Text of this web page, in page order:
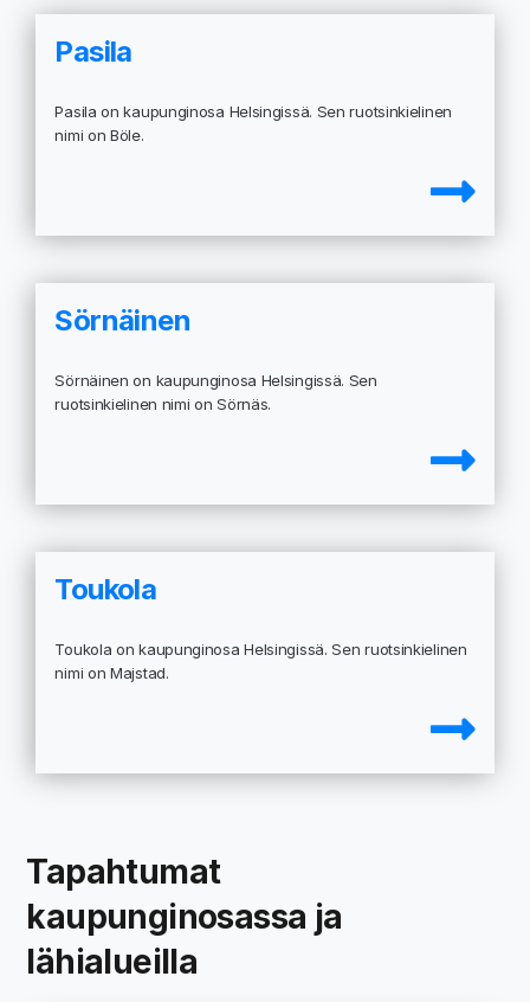
Pasila
Pasila on kaupunginosa Helsingissä. Sen ruotsinkielinen
nimi on Böle.
Sörnäinen
Sörnäinen on kaupunginosa Helsingissä. Sen
ruotsinkielinen nimi on Sörnäs.
Toukola
Toukola on kaupunginosa Helsingissä. Sen ruotsinkielinen
nimi on Majstad.
Tapahtumat
kaupunginosassa ja
lähialueilla